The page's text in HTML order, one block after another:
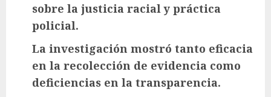
sobre la justicia racial y práctica
policial.
La investigación mostró tanto eficacia
en la recolección de evidencia como
deficiencias en la transparencia.